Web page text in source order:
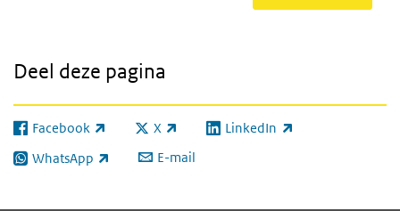
Deel deze pagina
Facebook
(externe link) X
(externe link) LinkedIn
(externe link)
WhatsApp
(externe link) E-mail